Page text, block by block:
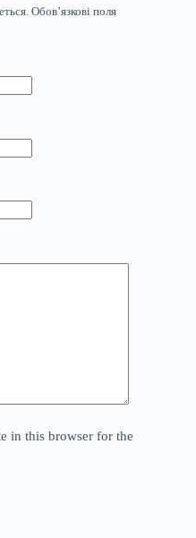
Обов’язкові поля
in this browser for the